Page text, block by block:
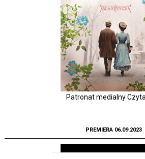
Patronat medialny
PREMIERA 06.09.2023